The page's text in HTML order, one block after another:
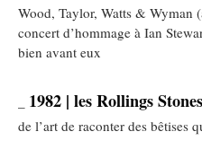
Wood, Taylor, Watts & Wyman
concert d’hommage à Ian
bien avant eux
1982 | les Rollings
de l’art de raconter des bêtises